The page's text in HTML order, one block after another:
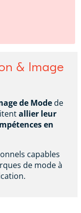
& Image
de Mode de
allier leur
en
capables
de mode à